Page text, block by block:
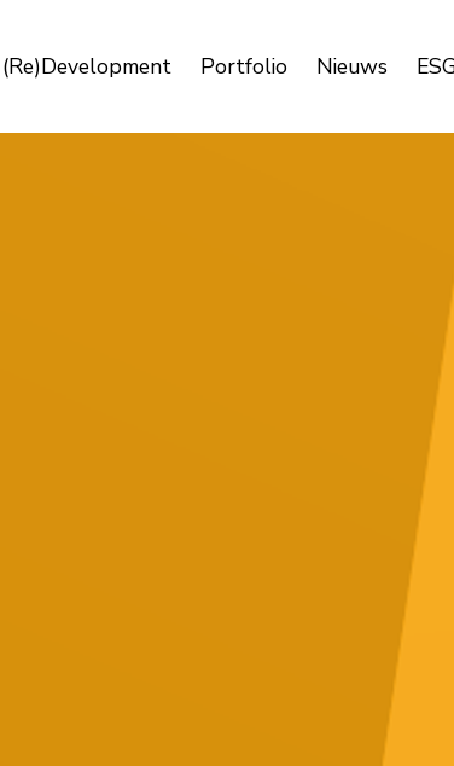
(Re)Development Portfolio Nieuws